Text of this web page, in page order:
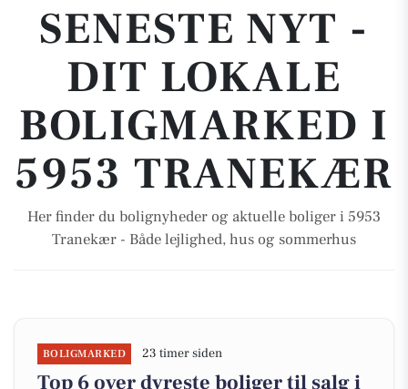
SENESTE NYT -
DIT LOKALE
BOLIGMARKED I
5953 TRANEKÆR
Her finder du bolignyheder og aktuelle boliger i 5953
Tranekær - Både lejlighed, hus og sommerhus
BOLIGMARKED 23 timer siden
Top 6 over dyreste boliger til salg i